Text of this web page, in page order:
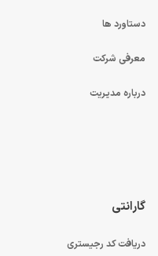
دستاورد ها
معرفی شرکت
درباره مدیریت
گارانتی
دریافت کد رجیستری